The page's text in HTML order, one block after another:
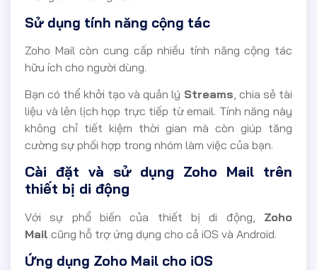
Sử dụng tính năng cộng tác
Zoho Mail còn cung cấp nhiều tính năng cộng tác
hữu ích cho người dùng.
Bạn có thể khởi tạo và quản lý Streams, chia sẻ tài
liệu và lên lịch họp trực tiếp từ email. Tính năng này
không chỉ tiết kiệm thời gian mà còn giúp tăng
cường sự phối hợp trong nhóm làm việc của bạn.
Cài đặt và sử dụng Zoho Mail trên
thiết bị di động
Với sự phổ biến của thiết bị di động, Zoho
Mail cũng hỗ trợ ứng dụng cho cả iOS và Android.
Ứng dụng Zoho Mail cho iOS